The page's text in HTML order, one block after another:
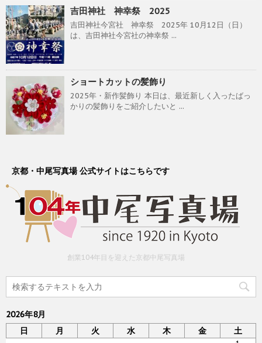
吉田神社 神幸祭 2025
吉田神社今宮社 神幸祭 2025年 10月12日（日）
は、吉田神社今宮社の神幸祭 ...
ショートカットの髪飾り
2025年・新作髪飾り 本日は、最近新しく入ったばっ
かりの髪飾りをご紹介したいと ...
京都・中尾写真場 公式サイトはこちらです
創業104年目を迎えた京都中尾写真場
2026年8月
日
月 火 水 木 金 土